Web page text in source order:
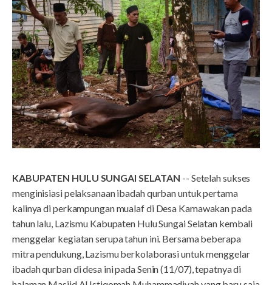
KABUPATEN HULU SUNGAI SELATAN -- Setelah sukses
menginisiasi pelaksanaan ibadah qurban untuk pertama
kalinya di perkampungan mualaf di Desa Kamawakan pada
tahun lalu, Lazismu Kabupaten Hulu Sungai Selatan kembali
menggelar kegiatan serupa tahun ini. Bersama beberapa
mitra pendukung, Lazismu berkolaborasi untuk menggelar
ibadah qurban di desa ini pada Senin (11/07), tepatnya di